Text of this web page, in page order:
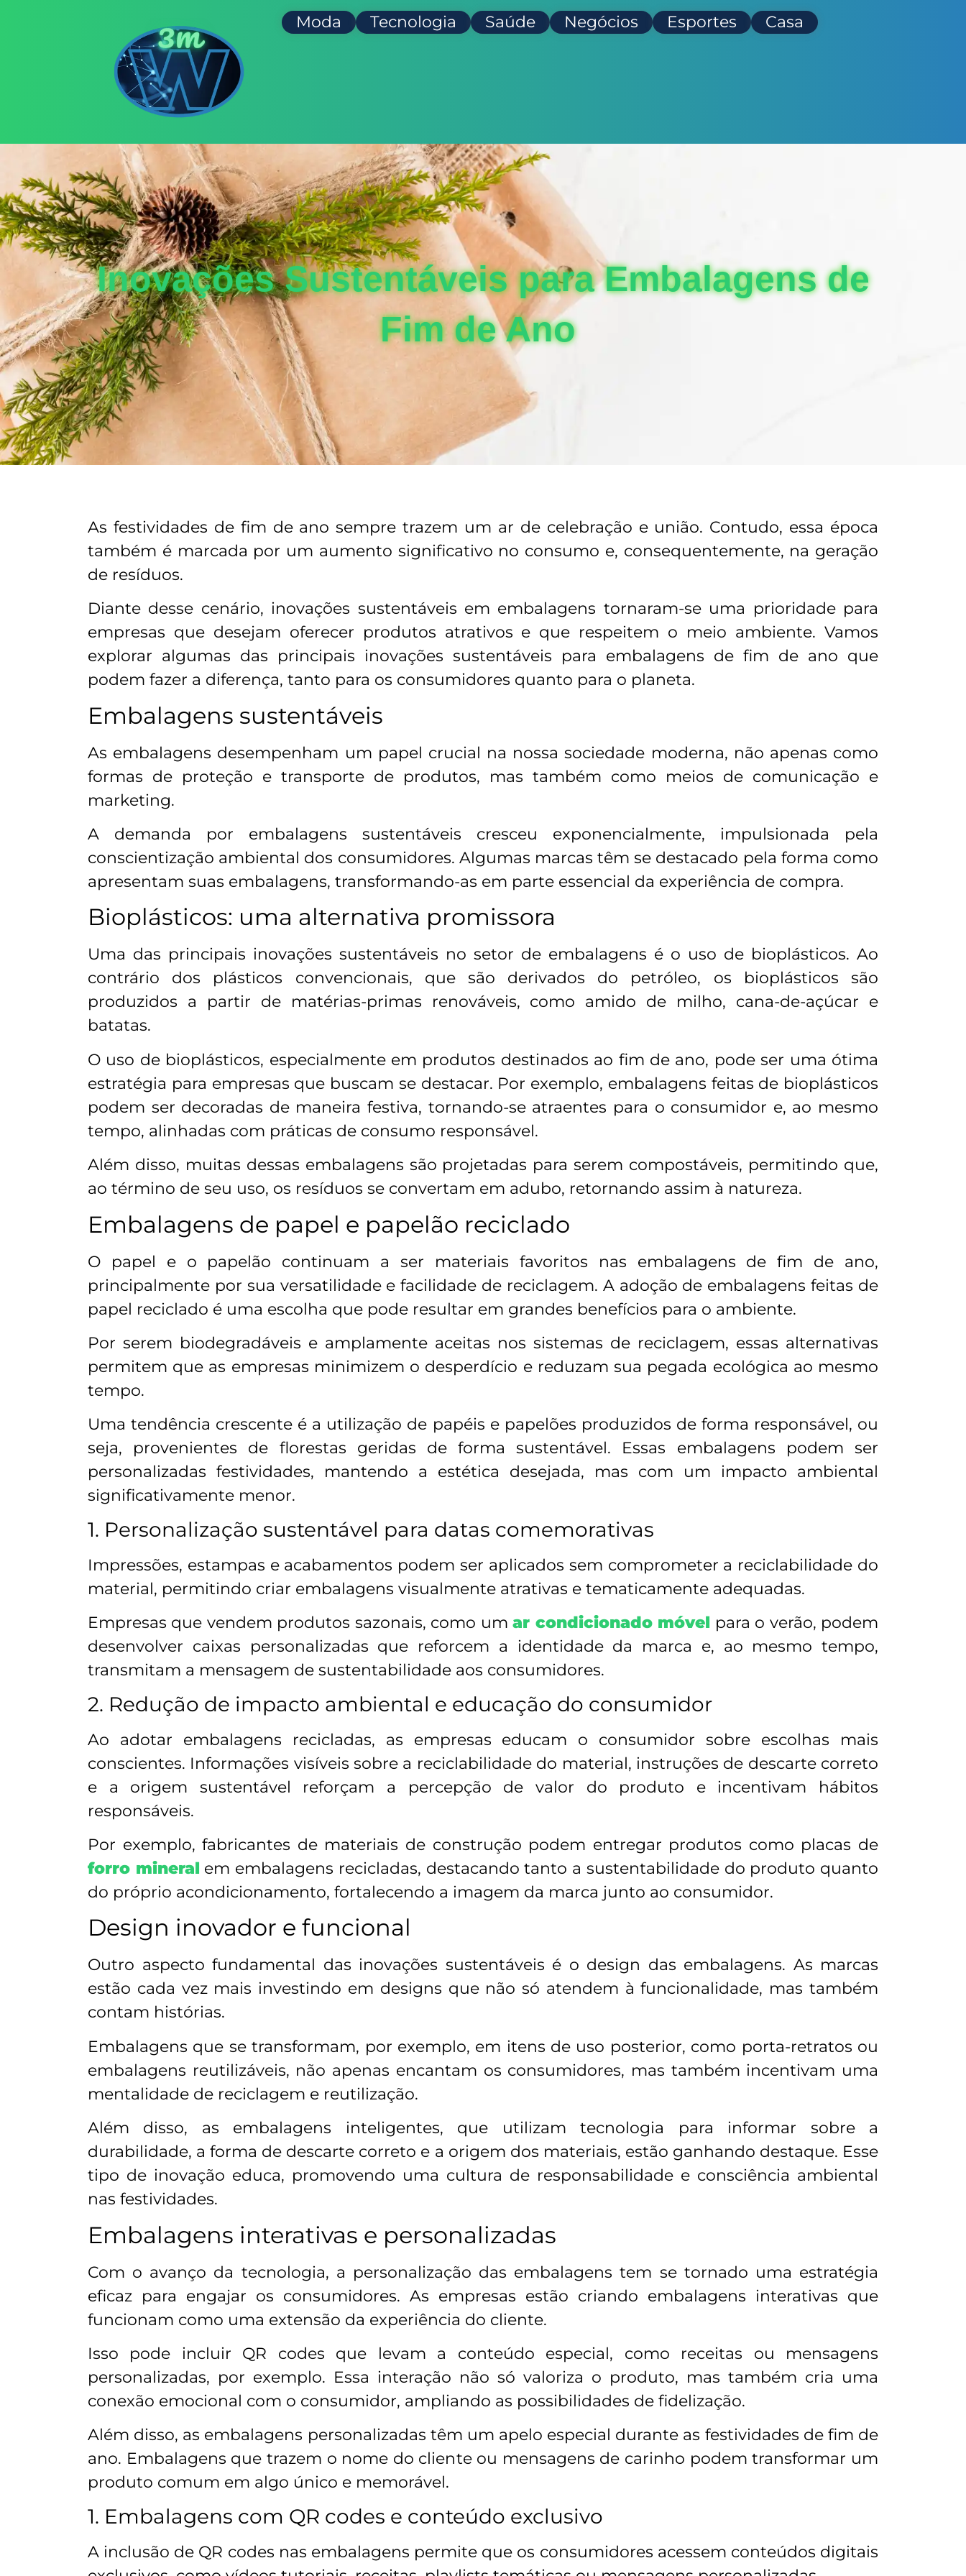
Moda Tecnologia Saúde Negócios Esportes Casa
Inovações Sustentáveis para Embalagens de
Fim de Ano
As festividades de fim de ano sempre trazem um ar de celebração e união. Contudo, essa época
também é marcada por um aumento significativo no consumo e, consequentemente, na geração
de resíduos.
Diante desse cenário, inovações sustentáveis em embalagens tornaram-se uma prioridade para
empresas que desejam oferecer produtos atrativos e que respeitem o meio ambiente. Vamos
explorar algumas das principais inovações sustentáveis para embalagens de fim de ano que
podem fazer a diferença, tanto para os consumidores quanto para o planeta.
Embalagens sustentáveis
As embalagens desempenham um papel crucial na nossa sociedade moderna, não apenas como
formas de proteção e transporte de produtos, mas também como meios de comunicação e
marketing.
A demanda por embalagens sustentáveis cresceu exponencialmente, impulsionada pela
conscientização ambiental dos consumidores. Algumas marcas têm se destacado pela forma como
apresentam suas embalagens, transformando-as em parte essencial da experiência de compra.
Bioplásticos: uma alternativa promissora
Uma das principais inovações sustentáveis no setor de embalagens é o uso de bioplásticos. Ao
contrário dos plásticos convencionais, que são derivados do petróleo, os bioplásticos são
produzidos a partir de matérias-primas renováveis, como amido de milho, cana-de-açúcar e
batatas.
O uso de bioplásticos, especialmente em produtos destinados ao fim de ano, pode ser uma ótima
estratégia para empresas que buscam se destacar. Por exemplo, embalagens feitas de bioplásticos
podem ser decoradas de maneira festiva, tornando-se atraentes para o consumidor e, ao mesmo
tempo, alinhadas com práticas de consumo responsável.
Além disso, muitas dessas embalagens são projetadas para serem compostáveis, permitindo que,
ao término de seu uso, os resíduos se convertam em adubo, retornando assim à natureza.
Embalagens de papel e papelão reciclado
O papel e o papelão continuam a ser materiais favoritos nas embalagens de fim de ano,
principalmente por sua versatilidade e facilidade de reciclagem. A adoção de embalagens feitas de
papel reciclado é uma escolha que pode resultar em grandes benefícios para o ambiente.
Por serem biodegradáveis e amplamente aceitas nos sistemas de reciclagem, essas alternativas
permitem que as empresas minimizem o desperdício e reduzam sua pegada ecológica ao mesmo
tempo.
Uma tendência crescente é a utilização de papéis e papelões produzidos de forma responsável, ou
seja, provenientes de florestas geridas de forma sustentável. Essas embalagens podem ser
personalizadas festividades, mantendo a estética desejada, mas com um impacto ambiental
significativamente menor.
1. Personalização sustentável para datas comemorativas
Impressões, estampas e acabamentos podem ser aplicados sem comprometer a reciclabilidade do
material, permitindo criar embalagens visualmente atrativas e tematicamente adequadas.
Empresas que vendem produtos sazonais, como um ar condicionado móvel para o verão, podem
desenvolver caixas personalizadas que reforcem a identidade da marca e, ao mesmo tempo,
transmitam a mensagem de sustentabilidade aos consumidores.
2. Redução de impacto ambiental e educação do consumidor
Ao adotar embalagens recicladas, as empresas educam o consumidor sobre escolhas mais
conscientes. Informações visíveis sobre a reciclabilidade do material, instruções de descarte correto
e a origem sustentável reforçam a percepção de valor do produto e incentivam hábitos
responsáveis.
Por exemplo, fabricantes de materiais de construção podem entregar produtos como placas de
forro mineral em embalagens recicladas, destacando tanto a sustentabilidade do produto quanto
do próprio acondicionamento, fortalecendo a imagem da marca junto ao consumidor.
Design inovador e funcional
Outro aspecto fundamental das inovações sustentáveis é o design das embalagens. As marcas
estão cada vez mais investindo em designs que não só atendem à funcionalidade, mas também
contam histórias.
Embalagens que se transformam, por exemplo, em itens de uso posterior, como porta-retratos ou
embalagens reutilizáveis, não apenas encantam os consumidores, mas também incentivam uma
mentalidade de reciclagem e reutilização.
Além disso, as embalagens inteligentes, que utilizam tecnologia para informar sobre a
durabilidade, a forma de descarte correto e a origem dos materiais, estão ganhando destaque. Esse
tipo de inovação educa, promovendo uma cultura de responsabilidade e consciência ambiental
nas festividades.
Embalagens interativas e personalizadas
Com o avanço da tecnologia, a personalização das embalagens tem se tornado uma estratégia
eficaz para engajar os consumidores. As empresas estão criando embalagens interativas que
funcionam como uma extensão da experiência do cliente.
Isso pode incluir QR codes que levam a conteúdo especial, como receitas ou mensagens
personalizadas, por exemplo. Essa interação não só valoriza o produto, mas também cria uma
conexão emocional com o consumidor, ampliando as possibilidades de fidelização.
Além disso, as embalagens personalizadas têm um apelo especial durante as festividades de fim de
ano. Embalagens que trazem o nome do cliente ou mensagens de carinho podem transformar um
produto comum em algo único e memorável.
1. Embalagens com QR codes e conteúdo exclusivo
A inclusão de QR codes nas embalagens permite que os consumidores acessem conteúdos digitais